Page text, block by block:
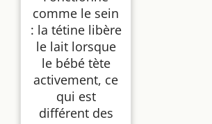
comme le sein
: la tétine libère
le lait lorsque
le bébé tète
activement, ce
qui est
différent des